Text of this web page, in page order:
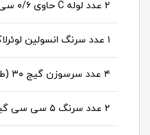
۲ عدد لوله C حاوی ۰/۶ سی سی محلول ضدتجمع پلاکت
۱ عدد سرنگ انسولین لوئرلاک
۴ عدد سرسوزن گیج ۳۰ (طول های ۴، ۱۲ و ۱۳ میلی متر)
۲ عدد سرنگ ۵ سی سی گیج ۲۱